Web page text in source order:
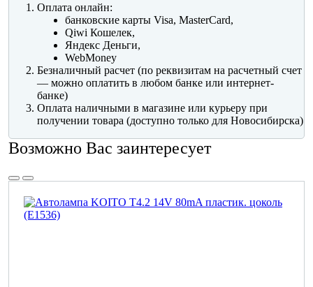
Оплата онлайн:
банковские карты Visa, MasterCard,
Qiwi Кошелек,
Яндекс Деньги,
WebMoney
Безналичный расчет (по реквизитам на расчетный счет
— можно оплатить в любом банке или интернет-
банке)
Оплата наличными в магазине или курьеру при
получении товара (доступно только для Новосибирска)
Возможно Вас заинтересует